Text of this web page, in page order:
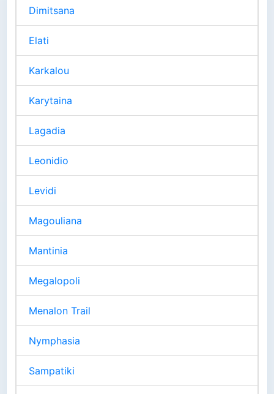
Dimitsana
Elati
Karkalou
Karytaina
Lagadia
Leonidio
Levidi
Magouliana
Mantinia
Megalopoli
Menalon Trail
Nymphasia
Sampatiki